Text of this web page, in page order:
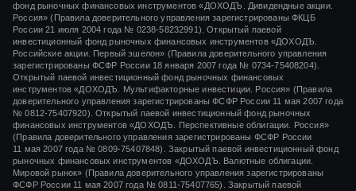
фонд рыночных финансовых инструментов «ДОХОДЪ. Дивидендные акции.
Россия» (Правила доверительного управления зарегистрированы ФКЦБ
России21 июля 2004 года № 0238-58232991). Открытый паевой
инвестиционный фонд рыночных финансовых инструментов «ДОХОДЪ.
Российские акции. Первый эшелон» (Правила доверительного управления
зарегистрированы ФСФР России 18 января 2007 года № 0734-75408204).
Открытый паевой инвестиционный фонд рыночных финансовых
инструментов «ДОХОДЪ. Мультифакторные инвестиции. Россия» (Правила
доверительного управления зарегистрированы ФСФР России 11 мая 2007 года
№ 0812-75407920). Открытый паевой инвестиционный фонд рыночных
финансовых инструментов «ДОХОДЪ. Перспективные облигации. Россия»
(Правила доверительного управления зарегистрированы ФСФР России
11 мая 2007 года № 0809-75407848).
Закрытый паевой инвестиционный фонд
рыночных финансовых инструментов «ДОХОДЪ. Валютные облигации.
Мировой рынок» (Правила доверительного управления зарегистрированы
ФСФР России 11 мая 2007 года № 0811-75407765).
Закрытый паевой